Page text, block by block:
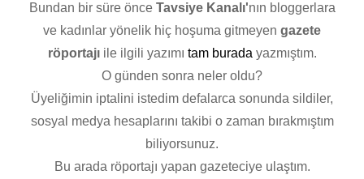
Bundan bir süre önce Tavsiye Kanalı'nın bloggerlara
ve kadınlar yönelik hiç hoşuma gitmeyen gazete
röportajıile ilgili yazımı tam burada yazmıştım.
O günden sonra neler oldu?
Üyeliğimin iptalini istedim defalarca sonunda sildiler,
sosyal medya hesaplarını takibi o zaman bırakmıştım
biliyorsunuz.
Bu arada röportajı yapan gazeteciye ulaştım.